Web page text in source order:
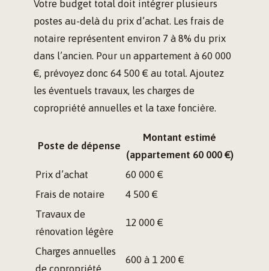
Votre budget total doit intégrer plusieurs
postes au-delà du prix d’achat. Les frais de
notaire représentent environ 7 à 8% du prix
dans l’ancien. Pour un appartement à 60 000
€, prévoyez donc 64 500 € au total. Ajoutez
les éventuels travaux, les charges de
copropriété annuelles et la taxe foncière.
Poste de dépense
Montant estimé
(appartement 60 000 €)
Prix d’achat
60 000 €
Frais de notaire
4 500 €
Travaux de
rénovation légère
12 000 €
Charges annuelles
600 à 1 200 €